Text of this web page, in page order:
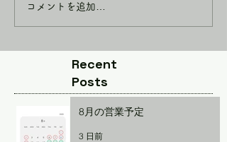
コメントを追加…
Recent
Posts
8月の営業予定
3 日前